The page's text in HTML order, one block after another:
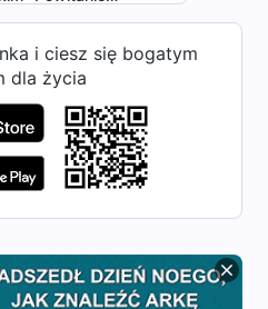
| „Pieśń
Świadectwa
(Dubbing PL)
| „Zdjąć
powrót Pana
PL)
| „Posłaniec
(Dubbing PL)
i ciesz się bogatym
dla życia